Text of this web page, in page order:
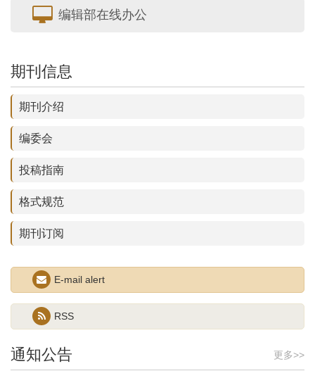
编辑部在线办公
期刊信息
期刊介绍
编委会
投稿指南
格式规范
期刊订阅
E-mail alert
RSS
通知公告 更多>>
“数智时代的流动性与具身传播”学术研讨会征稿启事
2026-06-01
2024-12-12